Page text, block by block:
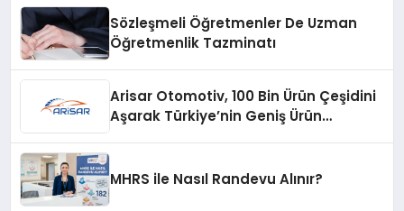
Sözleşmeli Öğretmenler De Uzman
Öğretmenlik Tazminatı
Arisar Otomotiv, 100 Bin Ürün Çeşidini
Aşarak Türkiye’nin Geniş Ürün
MHRS ile Nasıl Randevu Alınır?